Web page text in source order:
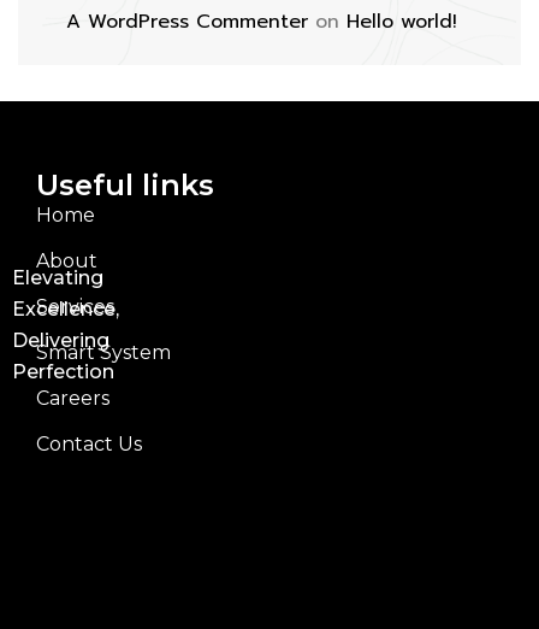
A WordPress Commenter on Hello world!
Elevating
Excellence,
Delivering
Perfection
Useful links
Home
About
Services
Smart System
Careers
Contact Us